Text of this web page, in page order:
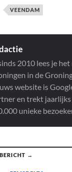
VEENDAM
2010 lees je
in de
website is
en trekt jaarlijks
unieke
→